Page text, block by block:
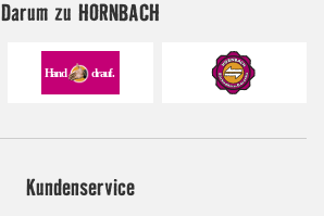
Darum zu HORNBACH
Kundenservice